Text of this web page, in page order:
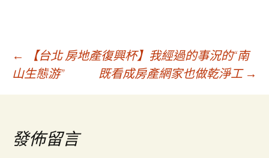
文
章
導
←
【台北 房地產復興杯】我經過的事況的“南
山生態游”
既看成房產網家也做乾淨工 →
發佈留言